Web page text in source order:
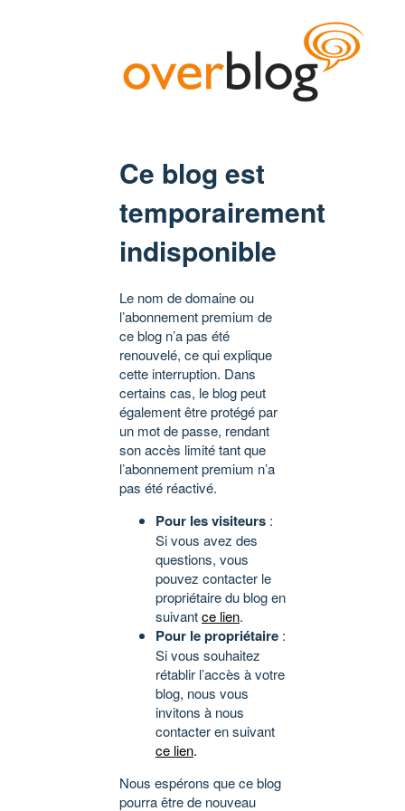
Ce blog est
temporairement
indisponible
Le nom de domaine ou
l’abonnement premium de
ce blog n’a pas été
renouvelé, ce qui explique
cette interruption. Dans
certains cas, le blog peut
également être protégé par
un mot de passe, rendant
son accès limité tant que
l’abonnement premium n’a
pas été réactivé.
Pour les visiteurs :
Si vous avez des
questions, vous
pouvez contacter le
propriétaire du blog en
suivantce lien.
Pour le propriétaire :
Si vous souhaitez
rétablir l’accès à votre
blog, nous vous
invitons à nous
contacter en suivant
ce lien.
Nous espérons que ce blog
pourra être de nouveau